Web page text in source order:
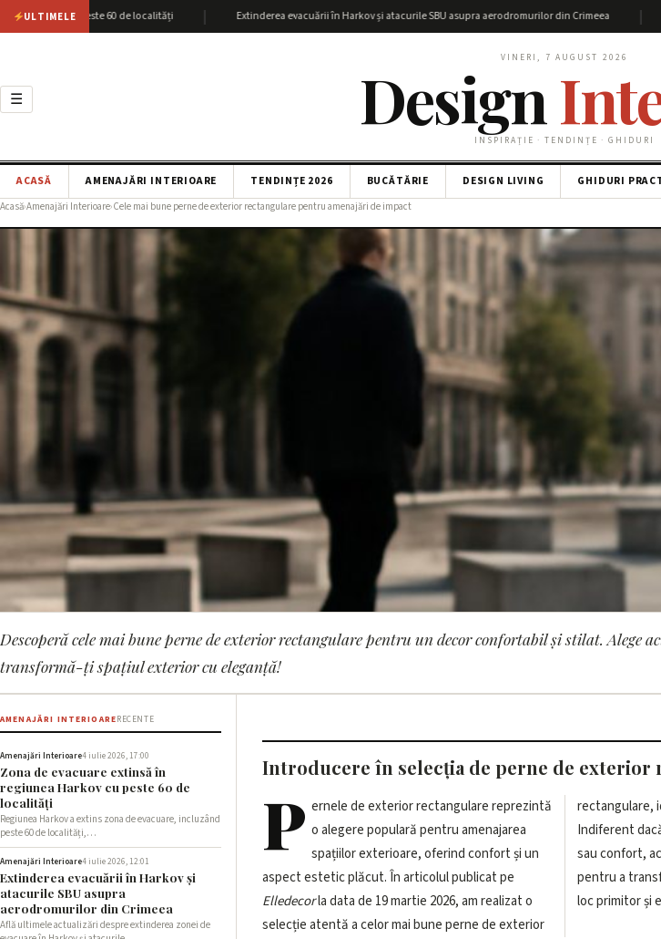
ULTIMELE
cu peste 60 de localități | Extinderea evacuării în Harkov și atacurile SBU asupra aerodromurilor din Crimeea |
☰
VINERI, 7 AUGUST 2026
Design
INSPIRAȚIE · TENDINȚE · GHIDURI
ACASĂ AMENAJĂRI INTERIOARE TENDINȚE 2026 BUCĂTĂRIE DESIGN LIVING GHIDURI
Acasă›Amenajări Interioare›Cele mai bune perne de exterior rectangulare pentru amenajări de impact
AMENAJĂRI INTERIOARE
Cele mai bune perne de exterior
amenajări de impact
14 mai 2026, 08:01 · 2 min citire
Descoperă cele mai bune perne de exterior rectangulare pentru un decor confortabil și stilat. Alege
transformă-ți spațiul exterior cu eleganță!
AMENAJĂRI INTERIOARERECENTE
Amenajări Interioare4 iulie 2026, 17:00
Zona de evacuare extinsă în
regiunea Harkov cu peste 60 de
localități
Regiunea Harkov a extins zona de evacuare, incluzând
peste 60 de localități,…
Amenajări Interioare4 iulie 2026, 12:01
Extinderea evacuării în Harkov și
atacurile SBU asupra
aerodromurilor din Crimeea
Află ultimele actualizări despre extinderea zonei de
Introducere în selecția de perne de exterior
P ernele de exterior rectangulare reprezintă
o alegere populară pentru amenajarea
spațiilor exterioare, oferind confort și un
aspect estetic plăcut. În articolul publicat pe
Elledecorla data de 19 martie 2026, am realizat o
selecție atentă a celor mai bune perne de exterior
rectangulare,
Indiferent
sau confort,
pentru a
loc primitor și